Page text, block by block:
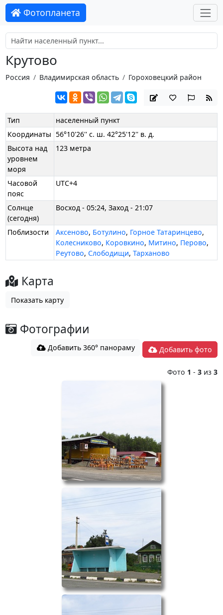
Фотопланета
Крутово
Россия Владимирская область Гороховецкий район
Тип
населенный пункт
Координаты 56°10'26'' с. ш. 42°25'12'' в. д.
Высота над
уровнем
моря
123 метра
Часовой
пояс
UTC+4
Солнце
(сегодня)
Восход - 05:24, Заход - 21:07
Поблизости Аксеново, Ботулино, Горное Татаринцево,
Колесниково, Коровкино, Митино, Перово,
Реутово, Слободищи,Тарханово
Карта
Показать карту
Фотографии
Добавить 360° панораму Добавить фото
Фото 1 -3 из3